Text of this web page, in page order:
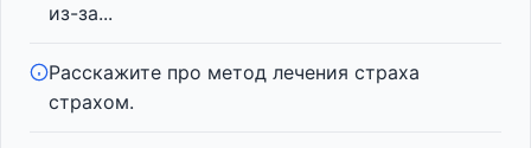
из-за...
Расскажите про метод лечения страха
страхом.